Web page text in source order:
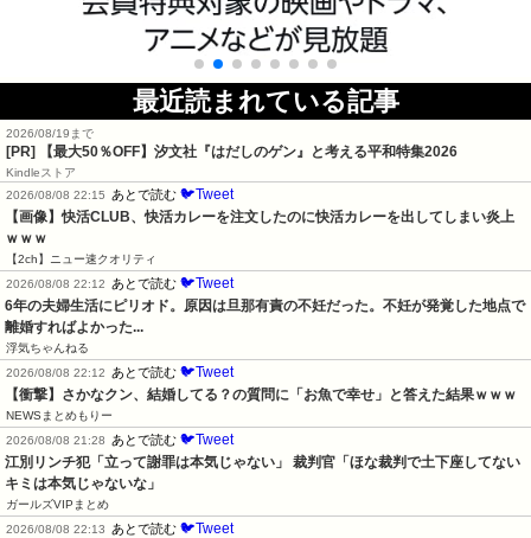
最近読まれている記事
2026/08/19まで
[PR] 【最大50％OFF】汐文社『はだしのゲン』と考える平和特集2026
Kindleストア
2026/08/08 22:15
あとで読む 🐦Tweet
【画像】快活CLUB、快活カレーを注文したのに快活カレーを出してしまい炎上
ｗｗｗ
【2ch】ニュー速クオリティ
2026/08/08 22:12
あとで読む 🐦Tweet
6年の夫婦生活にピリオド。原因は旦那有責の不妊だった。不妊が発覚した地点で
離婚すればよかった...
浮気ちゃんねる
2026/08/08 22:12
あとで読む 🐦Tweet
【衝撃】さかなクン、結婚してる？の質問に「お魚で幸せ」と答えた結果ｗｗｗ
NEWSまとめもりー
2026/08/08 21:28
あとで読む 🐦Tweet
江別リンチ犯「立って謝罪は本気じゃない」 裁判官「ほな裁判で土下座してない
キミは本気じゃないな」
ガールズVIPまとめ
2026/08/08 22:13
あとで読む 🐦Tweet